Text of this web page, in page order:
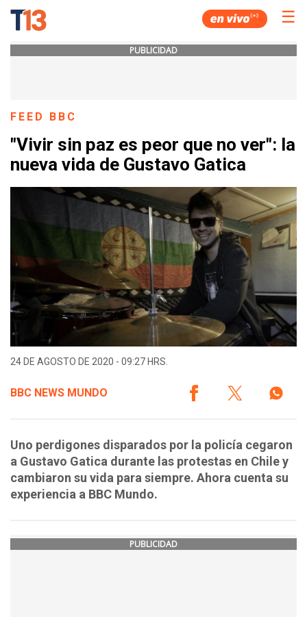
☰
PUBLICIDAD
FEED BBC
"Vivir sin paz es peor que no ver": la
nueva vida de Gustavo Gatica
24 DE AGOSTO DE 2020 - 09:27 HRS.
BBC NEWS MUNDO
Uno perdigones disparados por la policía cegaron
a Gustavo Gatica durante las protestas en Chile y
cambiaron su vida para siempre. Ahora cuenta su
experiencia a BBC Mundo.
PUBLICIDAD